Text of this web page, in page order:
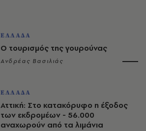
ΕΛΛΑΔΑ
Ο τουρισμός της γουρούνας
Ανδρέας Βασιλιάς
ΕΛΛΑΔΑ
Αττική: Στο κατακόρυφο η έξοδος
των εκδρομέων - 56.000
αναχωρούν από τα λιμάνια